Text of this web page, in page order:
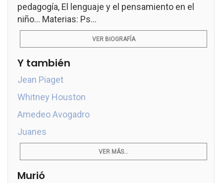
pedagogía, El lenguaje y el pensamiento en el
niño... Materias: Ps...
VER BIOGRAFÍA
Y también
Jean Piaget
Whitney Houston
Amedeo Avogadro
Juanes
VER MÁS...
Murió